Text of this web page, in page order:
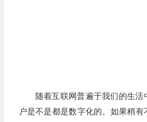
随着互联网普遍于我们的生活
户是不是都是数字化的。如果稍有